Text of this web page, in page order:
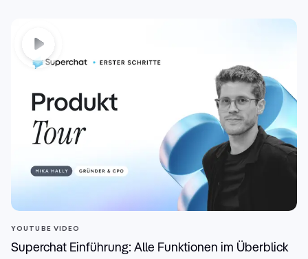
YOUTUBE VIDEO
Superchat Einführung: Alle Funktionen im Überblick